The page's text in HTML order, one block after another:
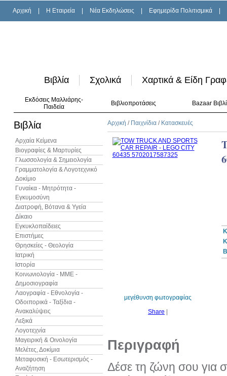
Αρχική H Εταιρεία Νέα Εκδηλώσεις Εφημερίδα Πολιτισμικά
Βιβλία Σχολικά Χαρτικά & Είδη
Εκδόσεις Μαλλιάρης-
Παιδεία
Βιβλιοπροτάσεις Bazaar
Βιβλία
Αρχαία Κείμενα
Βιογραφίες & Μαρτυρίες
Γλωσσολογία & Σημειολογία
Γραμματολογία & Λογοτεχνικό
Δοκίμιο
Γυναίκα - Μητρότητα -
Εγκυμοσύνη
Διατροφή, Βότανα & Υγεία
Δίκαιο
Εγκυκλοπαίδειες
Επιστήμες
Θρησκείες - Θεολογία
Ιατρική
Ιστορία
Κοινωνιολογία - ΜΜΕ -
Δημοσιογραφία
Λαογραφία - Εθνολογία -
Οδοιπορικά - Ταξίδια -
Ανακαλύψεις
Λεξικά
Λογοτεχνία
Μαγειρική & Οινολογία
Μελέτες, Δοκίμια
Μεταφυσική - Εσωτερισμός -
Αναζήτηση
Αρχική / Παιχνίδια / Κατασκευές
μεγέθυνση φωτογραφίας
Share
Περιγραφή
Δέσε τη ζώνη σου για